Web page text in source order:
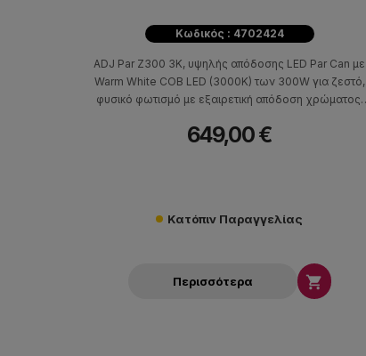
Κωδικός : 4702424
ADJ Par Z300 3K, υψηλής απόδοσης LED Par Can με
Warm White COB LED (3000K) των 300W για ζεστό,
φυσικό φωτισμό με εξαιρετική απόδοση χρώματος,
και ασύρματο Aria X2.
649,00 €
Κατόπιν Παραγγελίας
Περισσότερα 